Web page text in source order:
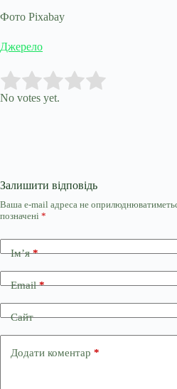
Фото Pixabay
Джерело
Rate this item:
No votes yet.
Залишити відповідь
Ваша e-mail адреса не
позначені *
Ім’я*
Email*
Сайт
Додати коментар *